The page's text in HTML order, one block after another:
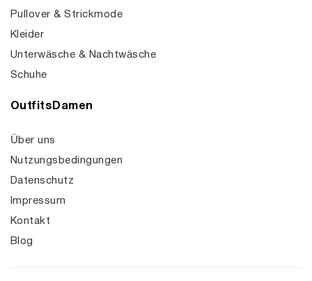
Pullover & Strickmode
Kleider
Unterwäsche & Nachtwäsche
Schuhe
OutfitsDamen
Über uns
Nutzungsbedingungen
Datenschutz
Impressum
Kontakt
Blog